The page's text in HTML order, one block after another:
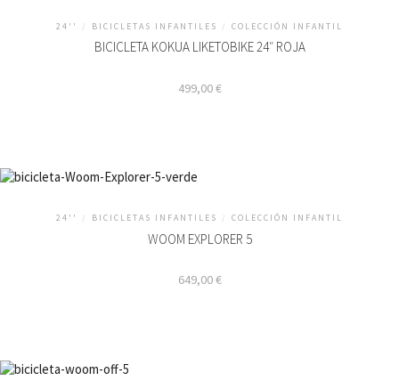
24'' / BICICLETAS INFANTILES / COLECCIÓN INFANTIL
BICICLETA KOKUA LIKETOBIKE 24″ ROJA
499,00€
24'' / BICICLETAS INFANTILES / COLECCIÓN INFANTIL
WOOM EXPLORER 5
649,00€
tiene
múltiples